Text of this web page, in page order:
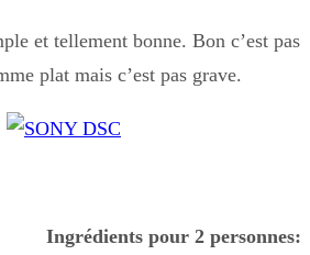
et tellement bonne. Bon c’est pas
plat mais c’est pas grave.
Ingrédients pour 2 personnes: